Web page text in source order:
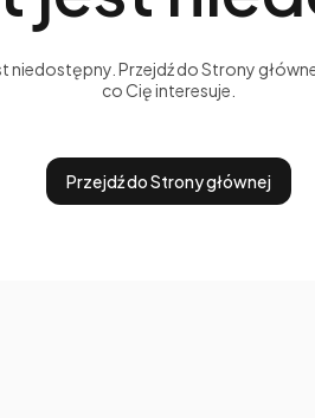
Przejdź do Strony
co Cię interesuje.
Przejdź do Strony głównej